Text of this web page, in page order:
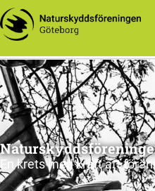
En krets med kraft att